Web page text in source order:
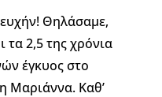
Θηλάσαμε,
τα 2,5 της χρόνια
έγκυος στο
Μαριάννα. Καθ’